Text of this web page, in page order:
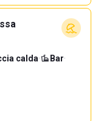
calda· Bar·